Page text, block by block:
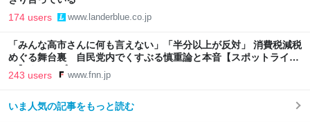
174 users www.landerblue.co.jp
「みんな高市さんに何も言えない」「半分以上が反対」 消費税減税
めぐる舞台裏 自民党内でくすぶる慎重論と本音【スポットライ
ト】｜FNNプライムオンライン
243 users www.fnn.jp
いま人気の記事をもっと読む